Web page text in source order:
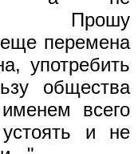
Прошу
перемена
употребить
общества
всего
и не